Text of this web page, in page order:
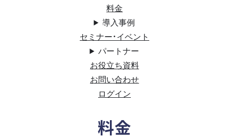
料金
導入事例
セミナー・イベント
パートナー
お役立ち資料
お問い合わせ
ログイン
料金